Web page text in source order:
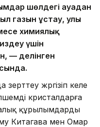
шөлдегі ауадан
газын ұстау, улы
химиялық
үшін
— делінген
жүргізіп келе
кристалдарға
құрылымдарды
Китагава мен Омар